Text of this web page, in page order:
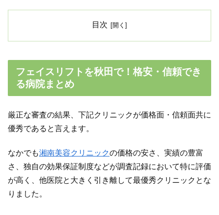
目次
フェイスリフトを秋田で！格安・信頼でき
る病院まとめ
厳正な審査の結果、下記クリニックが価格面・信頼面共に
優秀であると言えます。
なかでも湘南美容クリニックの価格の安さ、実績の豊富
さ、独自の効果保証制度などが調査記録において特に評価
が高く、他医院と大きく引き離して最優秀クリニックとな
りました。